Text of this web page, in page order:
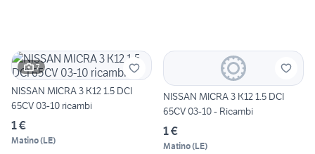
7
NISSAN MICRA 3 K12 1.5 DCI
65CV 03-10 ricambi
1 €
Matino(LE)
NISSAN MICRA 3 K12 1.5 DCI
65CV 03-10 - Ricambi
1 €
Matino(LE)